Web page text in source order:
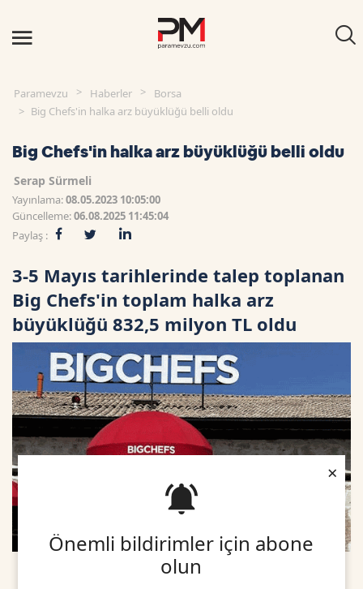
Önemli bildirimler için abone
olun
×
Paramevzu Haberler
Borsa
Big Chefs'in halka arz büyüklüğü belli oldu
Big Chefs'in halka arz büyüklüğü belli oldu
Serap Sürmeli
Yayınlama:08.05.2023 10:05:00
Güncelleme:06.08.2025 11:45:04
Paylaş :
3-5 Mayıs tarihlerinde talep toplanan
Big Chefs'in toplam halka arz
büyüklüğü 832,5 milyon TL oldu